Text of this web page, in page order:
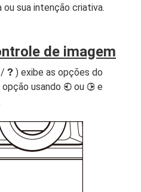
sua intenção criativa.
de imagem
/ Q ) exibe as opções do
usando 4 ou 2 e